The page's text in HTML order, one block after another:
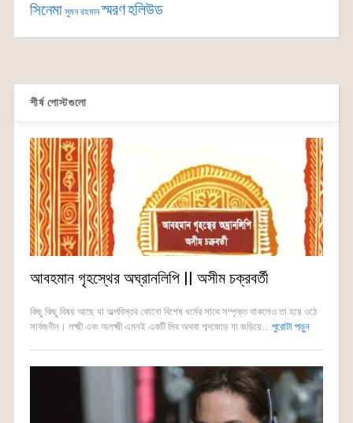
সিনেমা সুমন রহমান স্মরণহলিউড
শীর্ষ পোস্টগুলো
আবহমান গৃহস্থের অঘ্রানলিপি || অসীম চক্রবর্তী
কিছু কিছু বিষয় আছে যা অল্পবিস্তর কোনো বিশেষ ধর্মের সাথে সম্পৃক্ত থাকলেও তা হয়ে ওঠে
সার্বজনীন। লক্ষ্মী এবং অলক্ষ্মী এমনই একটি মিথ অথবা শব্দজোড় যা জড়িয়ে... পুরোটা পড়ুন